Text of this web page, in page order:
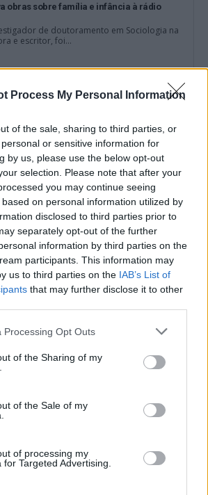
Process My Personal Information
of the sale, sharing to third parties, or
or sensitive information for
by us, please use the below opt-out
selection. Please note that after your
you may continue seeing
on personal information utilized by
disclosed to third parties prior to
separately opt-out of the further
information by third parties on the
participants. This information may
us to third parties on the IAB’s List of
that may further disclose it to other
Processing Opt Outs
of the Sharing of my
of the Sale of my
of processing my
Targeted Advertising.
obras sobre família e infância à rádio
de doutoramento em Sociologia na
e escritor, foi...
aos contentores em Évora e acabou
Évora identificou um cidadão que se
resíduos...